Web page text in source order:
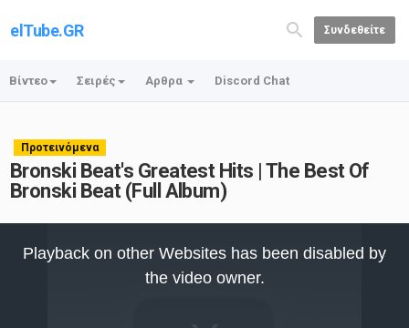
elTube.GR Συνδεθείτε
Βίντεο Σειρές Αρθρα Discord Chat
Προτεινόμενα
Bronski Beat's Greatest Hits | The Best Of
Bronski Beat (Full Album)
Playback on other Websites has been disabled by
the video owner.